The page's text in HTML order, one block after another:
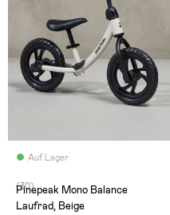
Auf Lager
(30)
Pinepeak Mono Balance
Laufrad, Beige